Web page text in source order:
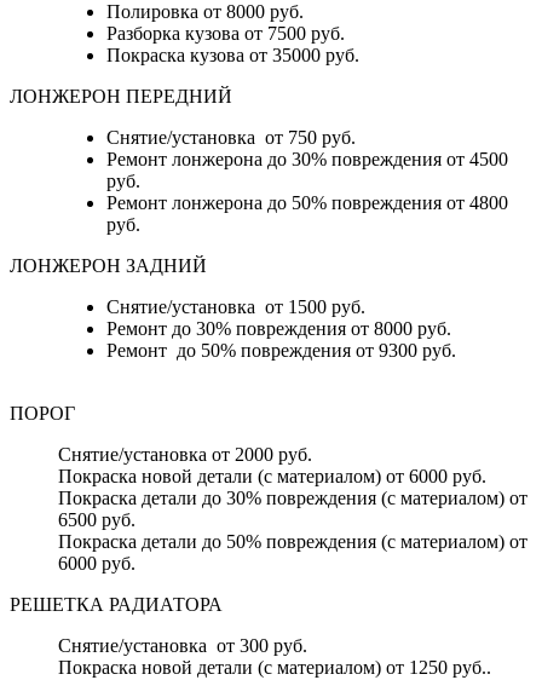
Полировка от 8000 руб.
Разборка кузова от 7500 руб.
Покраска кузова от 35000 руб.
ЛОНЖЕРОН ПЕРЕДНИЙ
Снятие/установка от 750 руб.
Ремонт лонжерона до 30% повреждения от 4500
руб.
Ремонт лонжерона до 50% повреждения от 4800
руб.
ЛОНЖЕРОН ЗАДНИЙ
Снятие/установка от 1500 руб.
Ремонт до 30% повреждения от 8000 руб.
Ремонт до 50% повреждения от 9300 руб.
ПОРОГ
Снятие/установка от 2000 руб.
Покраска новой детали (с материалом) от 6000 руб.
Покраска детали до 30% повреждения (с материалом) от
6500 руб.
Покраска детали до 50% повреждения (с материалом) от
6000 руб.
РЕШЕТКА РАДИАТОРА
Снятие/установка от 300 руб.
Покраска новой детали (с материалом) от 1250 руб..